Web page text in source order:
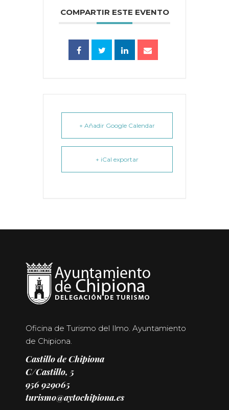
COMPARTIR ESTE EVENTO
+ Añadir Google Calendar
+ iCal exportar
Oficina de Turismo del Ilmo. Ayuntamiento
de Chipiona.
Castillo de Chipiona
C/Castillo, 5
956 929065
turismo@aytochipiona.es